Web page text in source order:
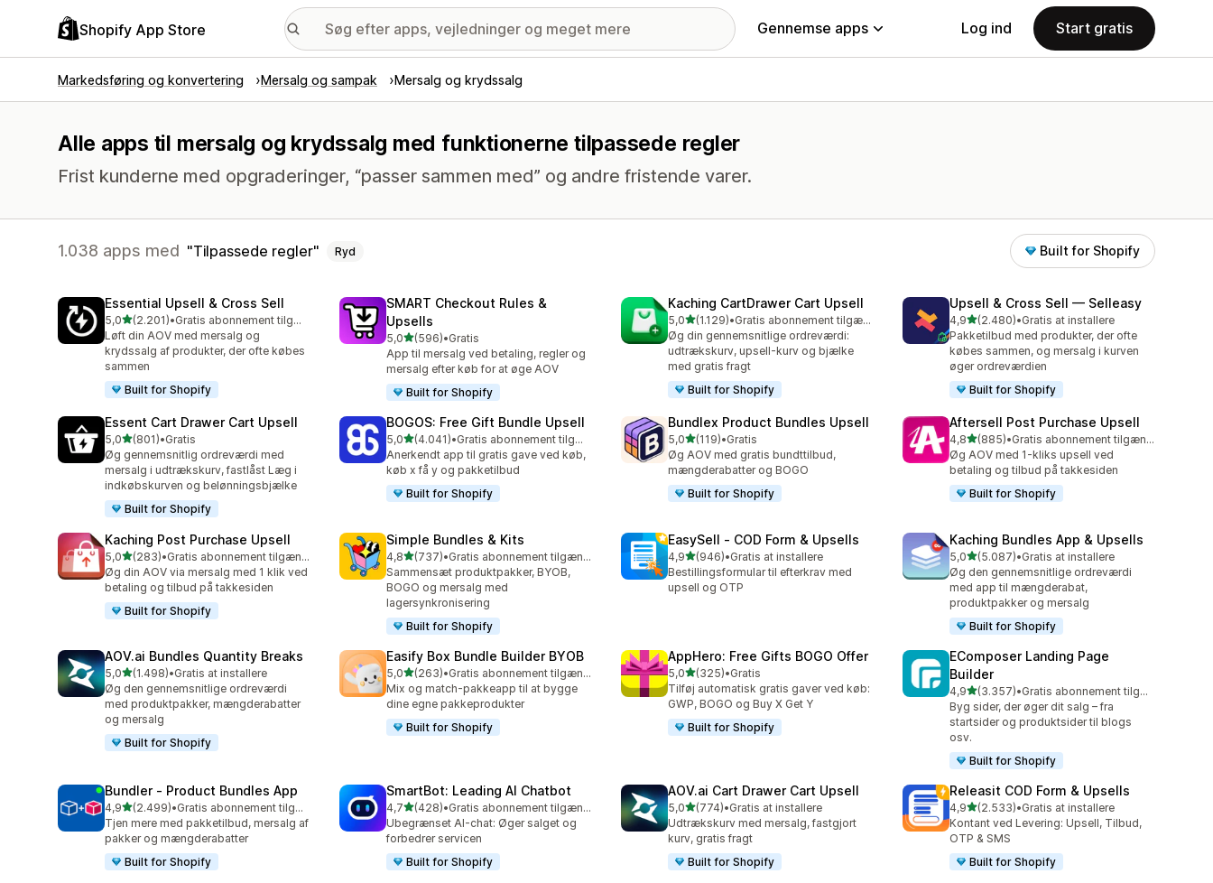
Shopify App Store Gennemse apps Log ind Start gratis
Markedsføring og konvertering Mersalg og sampak Mersalg og krydssalg
Alle apps til mersalg og krydssalg med funktionerne tilpassede regler
Frist kunderne med opgraderinger, “passer sammen med” og andre fristende varer.
1.038 apps med Tilpassede regler Ryd Built for Shopify
Essential Upsell & Cross Sell
5,0ud af 5 stjerner
(2.201)
2201 anmeldelser i alt
•
Gratis abonnement tilgængeligt
Løft din AOV med mersalg og
krydssalg af produkter, der ofte købes
sammen
Built for Shopify
SMART Checkout Rules &
Upsells
5,0ud af 5 stjerner
(596)
596 anmeldelser i alt
•Gratis
App til mersalg ved betaling, regler og
mersalg efter køb for at øge AOV
Built for Shopify
Kaching CartDrawer Cart Upsell
5,0ud af 5 stjerner
(1.129)
1129 anmeldelser i alt
•
Gratis abonnement tilgængeligt
Øg din gennemsnitlige ordreværdi:
udtrækskurv, upsell-kurv og bjælke
med gratis fragt
Built for Shopify
Upsell & Cross Sell — Selleasy
4,9ud af 5 stjerner
(2.480)
2480 anmeldelser i alt
•Gratis at installere
Pakketilbud med produkter, der ofte
købes sammen, og mersalg i kurven
øger ordreværdien
Built for Shopify
Essent Cart Drawer Cart Upsell
5,0ud af 5 stjerner
(801)
801 anmeldelser i alt
•Gratis
Øg gennemsnitlig ordreværdi med
mersalg i udtrækskurv, fastlåst Læg i
indkøbskurven og belønningsbjælke
Built for Shopify
BOGOS: Free Gift Bundle Upsell
5,0ud af 5 stjerner
(4.041)
4041 anmeldelser i alt
•
Gratis abonnement tilgængeligt
Anerkendt app til gratis gave ved køb,
køb x få y og pakketilbud
Built for Shopify
Bundlex Product Bundles Upsell
5,0ud af 5 stjerner
(119)
119 anmeldelser i alt
•Gratis
Øg AOV med gratis bundttilbud,
mængderabatter og BOGO
Built for Shopify
Aftersell Post Purchase Upsell
4,8ud af 5 stjerner
(885)
885 anmeldelser i alt
•
Gratis abonnement tilgængeligt
Øg AOV med 1-kliks upsell ved
betaling og tilbud på takkesiden
Built for Shopify
Kaching Post Purchase Upsell
5,0ud af 5 stjerner
(283)
283 anmeldelser i alt
•
Gratis abonnement tilgængeligt
Øg din AOV via mersalg med 1 klik ved
betaling og tilbud på takkesiden
Built for Shopify
Simple Bundles & Kits
4,8ud af 5 stjerner
(737)
737 anmeldelser i alt
•
Gratis abonnement tilgængeligt
Sammensæt produktpakker, BYOB,
BOGO og mersalg med
lagersynkronisering
Built for Shopify
EasySell ‑ COD Form & Upsells
4,9ud af 5 stjerner
(946)
946 anmeldelser i alt
•Gratis at installere
Bestillingsformular til efterkrav med
upsell og OTP
Kaching Bundles App & Upsells
5,0ud af 5 stjerner
(5.087)
5087 anmeldelser i alt
•Gratis at installere
Øg den gennemsnitlige ordreværdi
med app til mængderabat,
produktpakker og mersalg
Built for Shopify
AOV.ai Bundles Quantity Breaks
5,0ud af 5 stjerner
(1.498)
1498 anmeldelser i alt
•Gratis at installere
Øg den gennemsnitlige ordreværdi
med produktpakker, mængderabatter
og mersalg
Built for Shopify
Easify Box Bundle Builder BYOB
5,0ud af 5 stjerner
(263)
263 anmeldelser i alt
•
Gratis abonnement tilgængeligt
Mix og match-pakkeapp til at bygge
dine egne pakkeprodukter
Built for Shopify
AppHero: Free Gifts BOGO Offer
5,0ud af 5 stjerner
(325)
325 anmeldelser i alt
•Gratis
Tilføj automatisk gratis gaver ved køb:
GWP, BOGO og Buy X Get Y
Built for Shopify
EComposer Landing Page
Builder
4,9ud af 5 stjerner
(3.357)
3357 anmeldelser i alt
•
Gratis abonnement tilgængeligt
Byg sider, der øger dit salg – fra
startsider og produktsider til blogs
osv.
Built for Shopify
Bundler ‑ Product Bundles App
4,9ud af 5 stjerner
(2.499)
2499 anmeldelser i alt
•
Gratis abonnement tilgængeligt
Tjen mere med pakketilbud, mersalg af
pakker og mængderabatter
Built for Shopify
SmartBot: Leading AI Chatbot
4,7ud af 5 stjerner
(428)
428 anmeldelser i alt
•
Gratis abonnement tilgængeligt
Ubegrænset AI-chat: Øger salget og
forbedrer servicen
Built for Shopify
AOV.ai Cart Drawer Cart Upsell
5,0ud af 5 stjerner
(774)
774 anmeldelser i alt
•Gratis at installere
Udtrækskurv med mersalg, fastgjort
kurv, gratis fragt
Built for Shopify
Releasit COD Form & Upsells
4,9ud af 5 stjerner
(2.533)
2533 anmeldelser i alt
•Gratis at installere
Kontant ved Levering: Upsell, Tilbud,
OTP & SMS
Built for Shopify